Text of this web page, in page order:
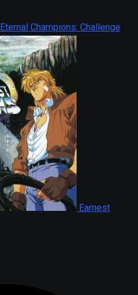
Eternal Champions: Challenge
Earnest